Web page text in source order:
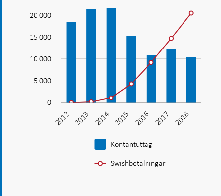
mobiltelefon
kraftigt
0
5 000
10 000
15 000
20 000
2018
2012 2013 2014 2015 2016 2017 2018
Kontantuttag
Swishbetalningar